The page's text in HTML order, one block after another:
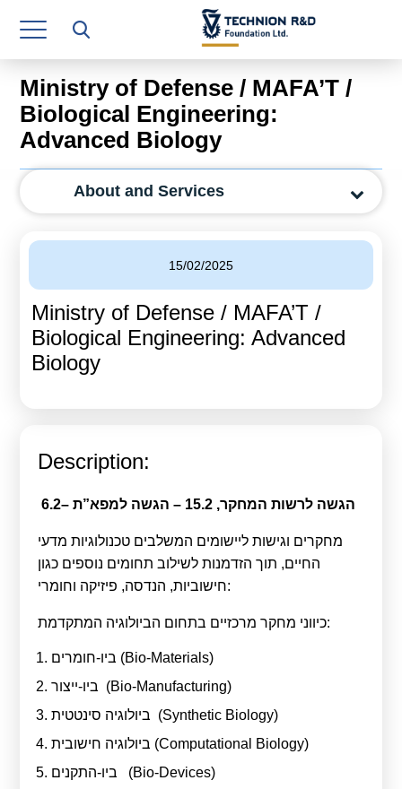
Research Authority
T3
Industry Relations
Continuing Education
Materials Manufacturing Technologies
Finance & Economics
Legal Department
Operations Department
עברית
Ministry of Defense / MAFA’T /
Biological Engineering:
Advanced Biology
About and Services
15/02/2025
Ministry of Defense / MAFA’T /
Biological Engineering: Advanced
Biology
Description:
6.2 – הגשה לרשות המחקר, 15.2 – הגשה למפא”ת
מחקרים וגישות ליישומים המשלבים טכנולוגיות מדעי
החיים, תוך הזדמנות לשילוב תחומים נוספים כגון
חישוביות, הנדסה, פיזיקה וחומרי:
כיווני מחקר מרכזיים בתחום הביולוגיה המתקדמת:
ביו-חומרים (Bio-Materials)
ביו-ייצור (Bio-Manufacturing)
ביולוגיה סינטטית (Synthetic Biology)
ביולוגיה חישובית (Computational Biology)
ביו-התקנים (Bio-Devices)